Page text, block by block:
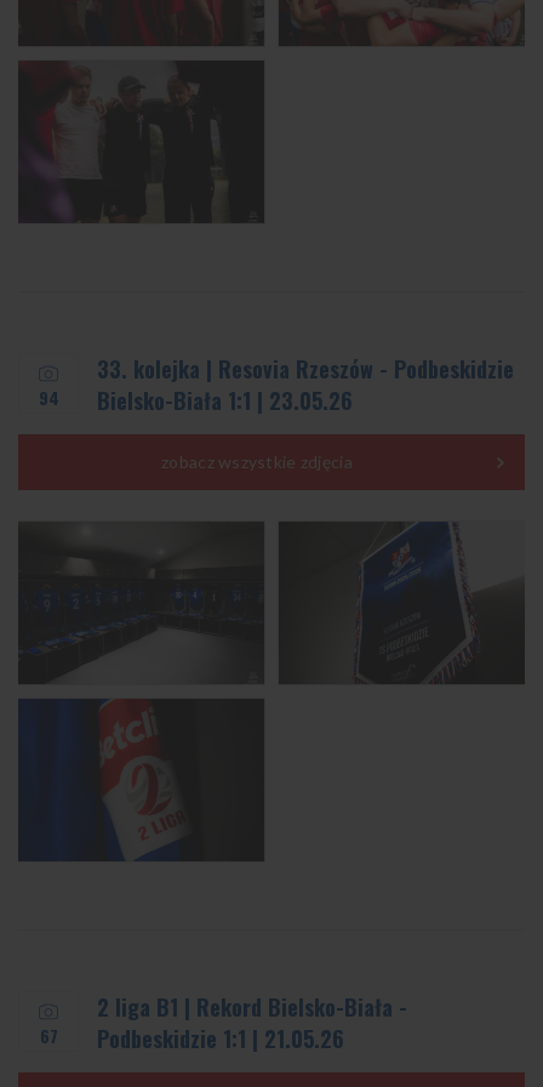
94
33. kolejka | Resovia Rzeszów - Podbeskidzie
Bielsko-Biała 1:1 | 23.05.26
zobacz wszystkie zdjęcia
67
2 liga B1 | Rekord Bielsko-Biała -
Podbeskidzie 1:1 | 21.05.26